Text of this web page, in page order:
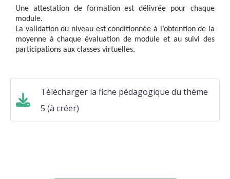
Une attestation de formation est délivrée pour chaque
module.
La validation du niveau est conditionnée à l’obtention de la
moyenne à chaque évaluation de module et au suivi des
participations aux classes virtuelles.
Télécharger la fiche pédagogique du thème
5 (à créer)